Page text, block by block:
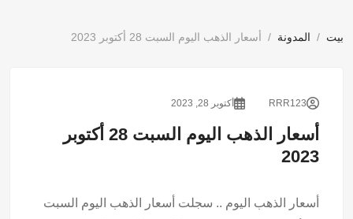
بيت المدونة أسعار الذهب اليوم السبت 28 أكتوبر 2023
RRR123 أكتوبر 28, 2023
أسعار الذهب اليوم السبت 28 أكتوبر
2023
أسعار الذهب اليوم .. سجلت أسعار الذهب اليوم السبت